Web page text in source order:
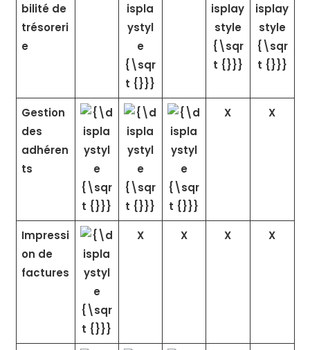
bilité de
trésoreri
e
Gestion
des
adhéren
ts
X X
Impressi
on de
factures
X X X X